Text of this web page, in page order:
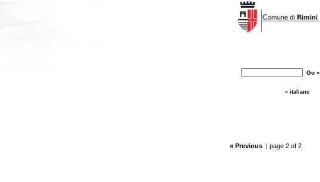
» italiano
« Previous| page 2 of 2